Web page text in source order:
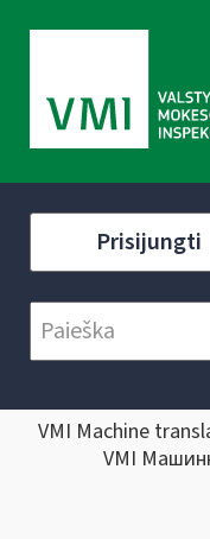
Prisijungti
VMI Machine
VMI